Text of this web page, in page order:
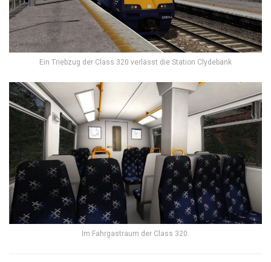
Ein Triebzug der Class 320 verlässt die Station Clydebank
Im Fahrgastraum der Class 320.